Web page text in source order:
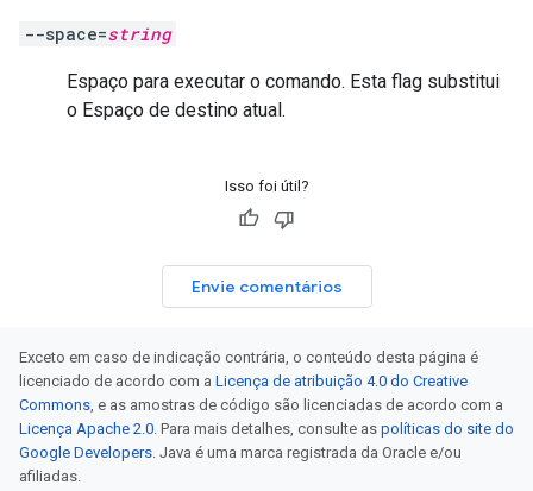
--space=string
Espaço para executar o comando. Esta flag substitui
o Espaço de destino atual.
Isso foi útil?
Envie comentários
Exceto em caso de indicação contrária, o conteúdo desta página é
licenciado de acordo com a Licença de atribuição 4.0 do Creative
Commons, e as amostras de código são licenciadas de acordo com a
Licença Apache 2.0. Para mais detalhes, consulte as políticas do site do
Google Developers. Java é uma marca registrada da Oracle e/ou
afiliadas.